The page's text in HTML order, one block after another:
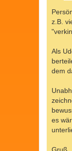
z.B.
Als
dem
es